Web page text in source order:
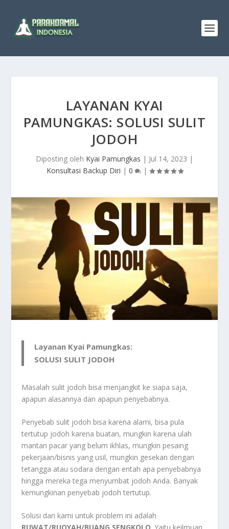
LAYANAN KYAI
PAMUNGKAS: SOLUSI SULIT
JODOH
Diposting oleh Kyai Pamungkas | Jul 14, 2023 |
Konsultasi Backup Diri | 0 |
Layanan Kyai Pamungkas:
SOLUSI SULIT JODOH
Masalah sulit jodoh bisa menjangkit ke siapa saja,
apapun alasannya dan apapun penyebabnya.
Penyebab sulit jodoh bisa karena alami, bisa pula
tertutup jodoh karena buatan, mungkin karena ulah
mantan pacar yang belum ikhlas, mungkin pesaing
pekerjaan/bisnis yang usil, mungkin gesekan dengan
tetangga atau sodara dengan entah apa penyebabnya
hingga mereka tega menyumbat jodoh Anda. Banyak
kemungkinan penyebab jodoh tertutup.
Solusi dari kami untuk problem ini adalah